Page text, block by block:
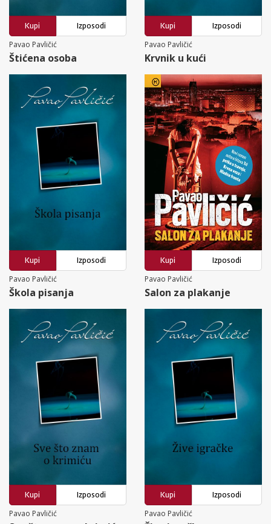
Kupi
Izposodi
Pavao Pavličić
Štićena osoba
Kupi
Izposodi
Pavao Pavličić
Krvnik u kući
Kupi
Izposodi
Pavao Pavličić
Škola pisanja
Kupi
Izposodi
Pavao Pavličić
Salon za plakanje
Kupi
Izposodi
Pavao Pavličić
Kupi
Izposodi
Pavao Pavličić